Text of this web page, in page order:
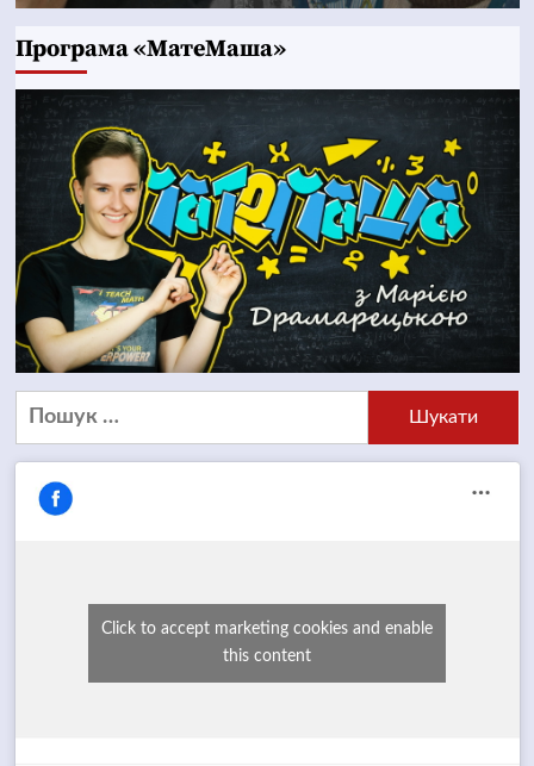
Програма «МатеМаша»
Пошук:
Click to accept marketing cookies and enable
this content